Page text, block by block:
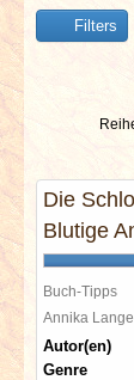
LINKS
Filters
Die
Blutige
Buch-Tipps
Annika
Autor(en)
Genre